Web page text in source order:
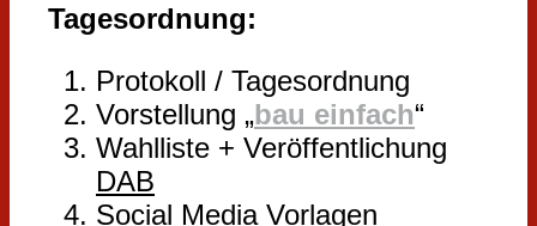
Tagesordnung:
Protokoll / Tagesordnung
Vorstellung „bau einfach“
Wahlliste + Veröffentlichung
DAB
Social Media Vorlagen